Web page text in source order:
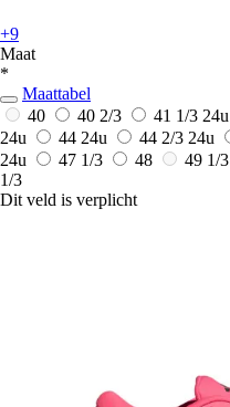
+9
Maat
*
Maattabel
40
40 2/3 41 1/3 24u
24u
44 24u 44 2/3 24u
24u
47 1/3 48 49 1/3
1/3
Dit veld is verplicht